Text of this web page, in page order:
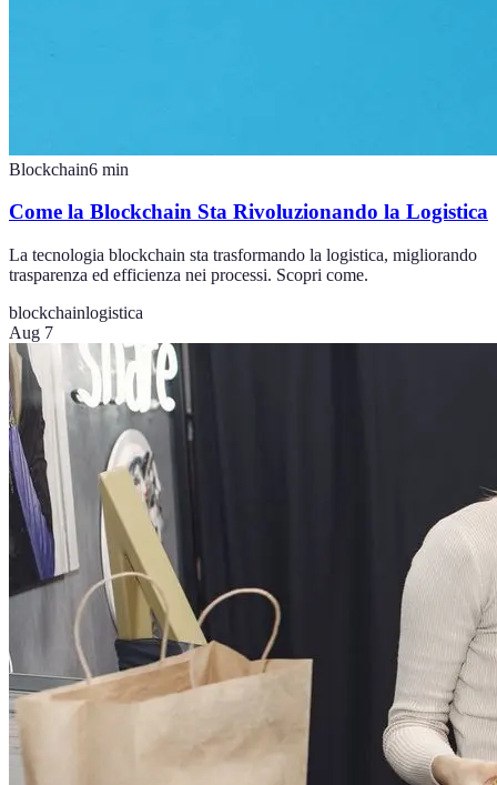
Blockchain6 min
Come la Blockchain Sta Rivoluzionando la Logistica
La tecnologia blockchain sta trasformando la logistica, migliorando
trasparenza ed efficienza nei processi. Scopri come.
blockchainlogistica
Aug 7